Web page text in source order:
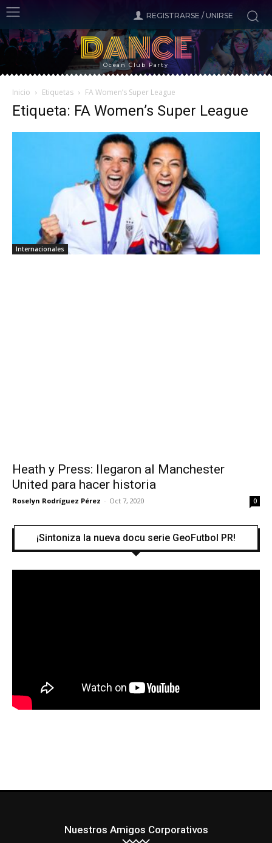
REGISTRARSE / UNIRSE
DANCE
Ocean Club Party
Inicio Etiquetas FA Women’s Super League
Etiqueta: FA Women’s Super League
Internacionales
Heath y Press: llegaron al Manchester
United para hacer historia
Roselyn Rodríguez Pérez - Oct 7, 2020 0
¡Sintoniza la nueva docu serie GeoFutbol PR!
Nuestros Amigos Corporativos